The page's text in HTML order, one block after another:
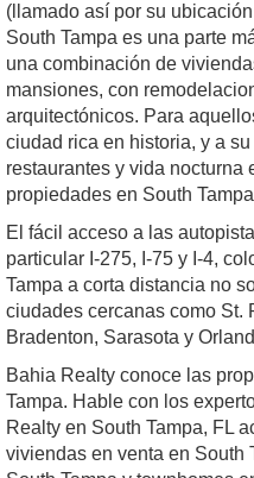
(llamado así por su
South Tampa es una parte
una combinación de
mansiones, con
arquitectónicos. Para
ciudad rica en historia, y a
restaurantes y vida nocturna
propiedades en South
El fácil acceso a las
particular I-275, I-75 y I-4,
Tampa a corta distancia no
ciudades cercanas como St.
Bradenton, Sarasota y
Bahia Realty conoce las
Tampa. Hable con los
Realty en South Tampa, FL
viviendas en venta en South